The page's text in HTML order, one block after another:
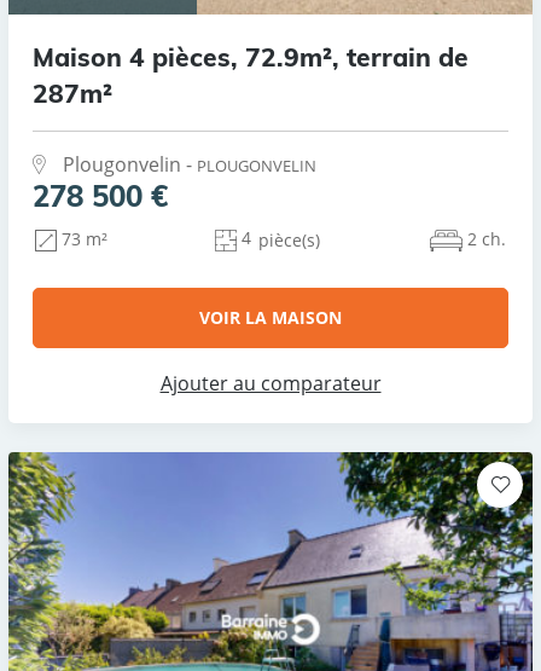
Maison 4 pièces, 72.9m², terrain de
287m²
Plougonvelin - PLOUGONVELIN
278 500 €
73 m² 4 pièce(s) 2 ch.
VOIR LA MAISON
Ajouter au comparateur